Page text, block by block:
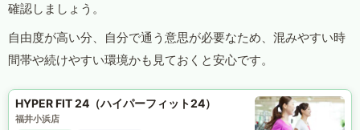
確認しましょう。
自由度が高い分、自分で通う意思が必要なため、混みやすい時
間帯や続けやすい環境かも見ておくと安心です。
HYPER FIT 24（ハイパーフィット24）
福井小浜店